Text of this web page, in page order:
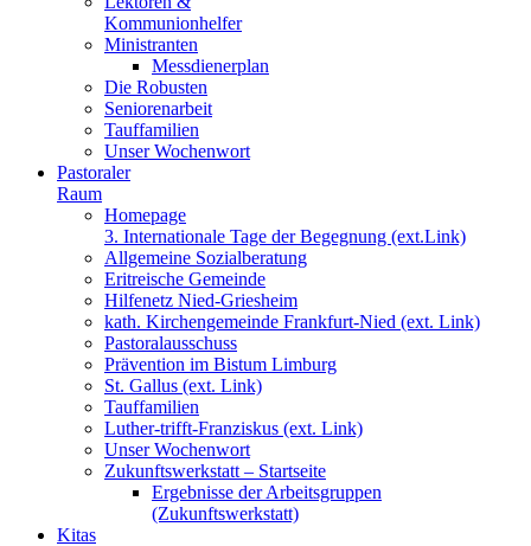
Kommunionhelfer
Ministranten
Messdienerplan
Die Robusten
Seniorenarbeit
Tauffamilien
Unser Wochenwort
Pastoraler
Raum
Homepage
3. Internationale Tage der Begegnung (ext.Link)
Allgemeine Sozialberatung
Eritreische Gemeinde
Hilfenetz Nied-Griesheim
kath. Kirchengemeinde Frankfurt-Nied (ext. Link)
Pastoralausschuss
Prävention im Bistum Limburg
St. Gallus (ext. Link)
Tauffamilien
Luther-trifft-Franziskus (ext. Link)
Unser Wochenwort
Zukunftswerkstatt – Startseite
Ergebnisse der Arbeitsgruppen
(Zukunftswerkstatt)
Kitas